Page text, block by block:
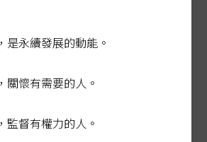
瑋璇╱台北報導
人數再創新高，平均每八
一人是新二代。六月間，
央大學教授蔣偉寧接受聯
是永續發展的動能。
關懷有需要的人。
監督有權力的人。